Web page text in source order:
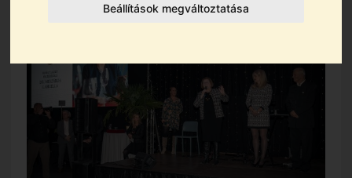
Beállítások megváltoztatása
Dr. Mészáros Gabriella
Pannon Bormíves Céh